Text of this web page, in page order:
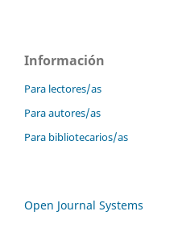
Información
Para lectores/as
Para autores/as
Para bibliotecarios/as
Open Journal Systems